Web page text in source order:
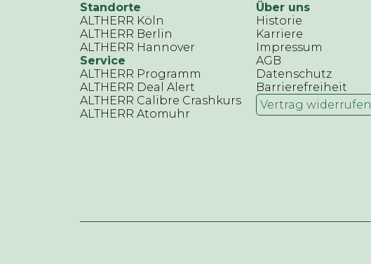
Standorte
ALTHERR Köln
ALTHERR Berlin
ALTHERR Hannover
Service
ALTHERR Programm
ALTHERR Deal Alert
ALTHERR Calibre Crashkurs
ALTHERR Atomuhr
Über uns
Historie
Karriere
Impressum
AGB
Datenschutz
Barrierefreiheit
Vertrag widerrufen